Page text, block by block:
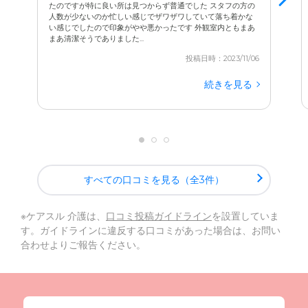
たのですが特に良い所は見つからず普通でした スタフの方の
人数が少ないのか忙しい感じでザワザワしていて落ち着かな
い感じでしたので印象がやや悪かったです 外観室内ともまあ
まあ清潔そうでありました...
投稿日時：2023/11/06
続きを見る
すべての口コミを見る（全3件）
※ケアスル 介護は、 口コミ投稿ガイドラインを設置していま
す。ガイドラインに違反する口コミがあった場合は、お問い
合わせよりご報告ください。